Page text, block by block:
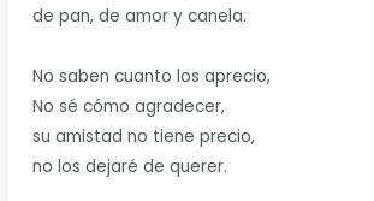
de pan, de amor y canela.
No saben cuanto los aprecio,
No sé cómo agradecer,
su amistad no tiene precio,
no los dejaré de querer.